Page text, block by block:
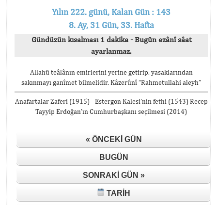
Yılın 222. günü, Kalan Gün : 143
8. Ay, 31 Gün, 33. Hafta
Gündüzün kısalması 1 dakika - Bugün ezânî sâat
ayarlanmaz.
Allahü teâlânın emirlerini yerine getirip, yasaklarından
sakınmayı ganîmet bilmelidir. Kâzerûnî “Rahmetullahi aleyh”
Anafartalar Zaferi (1915) - Estergon Kalesi’nin fethi (1543) Recep
Tayyip Erdoğan’ın Cumhurbaşkanı seçilmesi (2014)
« ÖNCEKI GÜN
BUGÜN
SONRAKI GÜN »
TARIH